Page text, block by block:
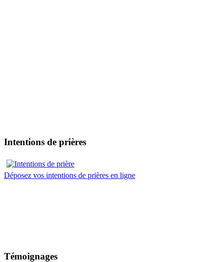
Intentions de prières
Déposez vos intentions de prières en ligne
Témoignages